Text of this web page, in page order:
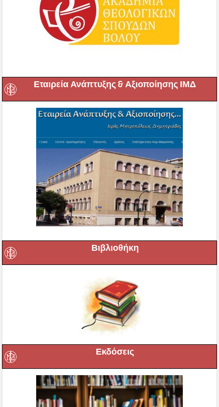
Εταιρεία Ανάπτυξης & Αξιοποίησης ΙΜΔ
Βιβλιοθήκη
Εκδόσεις